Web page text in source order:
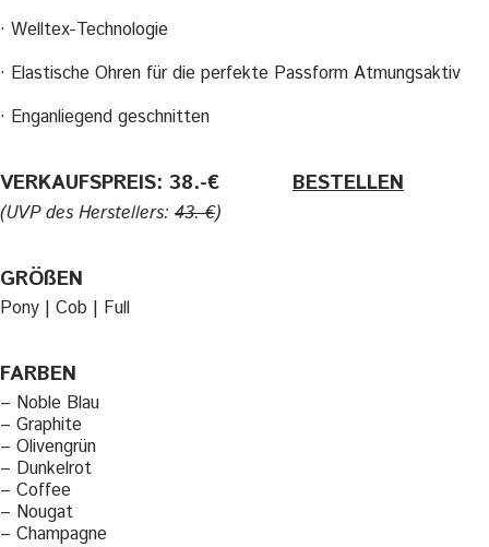
· Welltex-Technologie
· Elastische Ohren für die perfekte Passform Atmungsaktiv
· Enganliegend geschnitten
VERKAUFSPREIS: 38.-€ BESTELLEN
(UVP des Herstellers: 43.-€)
GRÖßEN
Pony | Cob | Full
FARBEN
– Noble Blau
– Graphite
– Olivengrün
– Dunkelrot
– Coffee
– Nougat
– Champagne